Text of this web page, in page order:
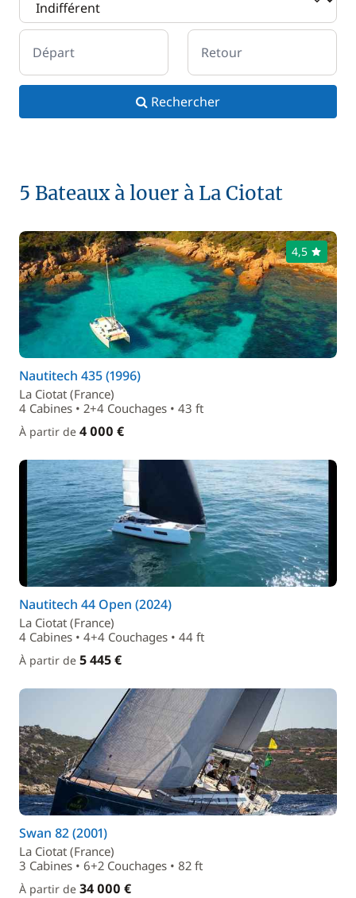
Départ Retour
Rechercher
5 Bateaux à louer à La Ciotat
4,5
Nautitech 435 (1996)
La Ciotat (France)
4 Cabines • 2+4 Couchages • 43 ft
À partir de 4 000 €
Nautitech 44 Open (2024)
La Ciotat (France)
4 Cabines • 4+4 Couchages • 44 ft
À partir de 5 445 €
Swan 82 (2001)
La Ciotat (France)
3 Cabines • 6+2 Couchages • 82 ft
À partir de 34 000 €